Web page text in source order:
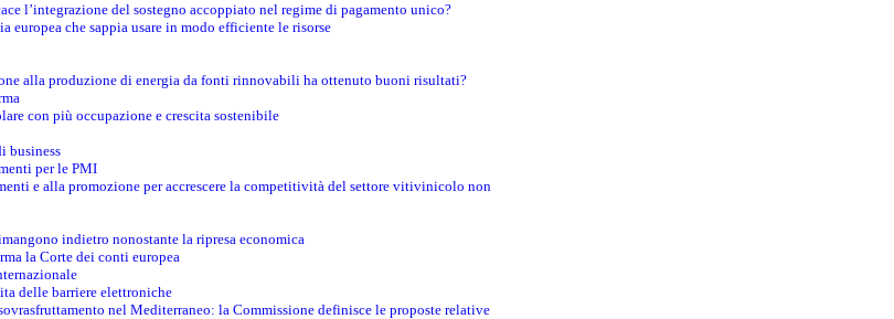
l’integrazione del sostegno accoppiato nel regime di pagamento unico?
europea che sappia usare in modo efficiente le risorse
alla produzione di energia da fonti rinnovabili ha ottenuto buoni risultati?
con più occupazione e crescita sostenibile
business
per le PMI
e alla promozione per accrescere la competitività del settore vitivinicolo non
indietro nonostante la ripresa economica
la Corte dei conti europea
delle barriere elettroniche
nel Mediterraneo: la Commissione definisce le proposte relative